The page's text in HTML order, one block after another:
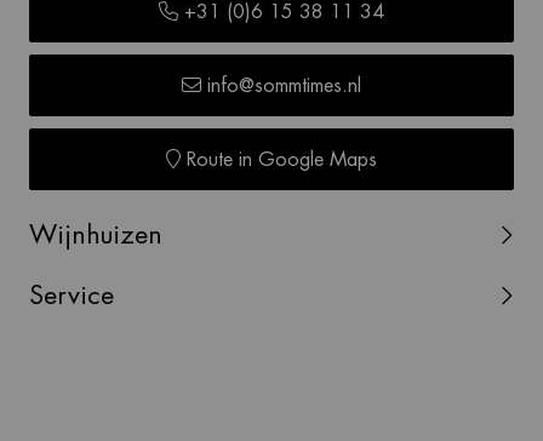
+31 (0)6 15 38 11 34
info@sommtimes.nl
Route in Google Maps
Wijnhuizen
Service